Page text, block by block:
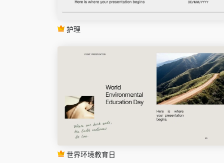
护理
世界环境教育日